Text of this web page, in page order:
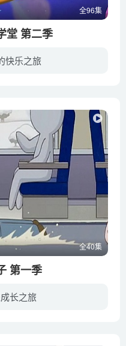
全96集
堂 第二季
快乐之旅
全40集
第一季
长之旅